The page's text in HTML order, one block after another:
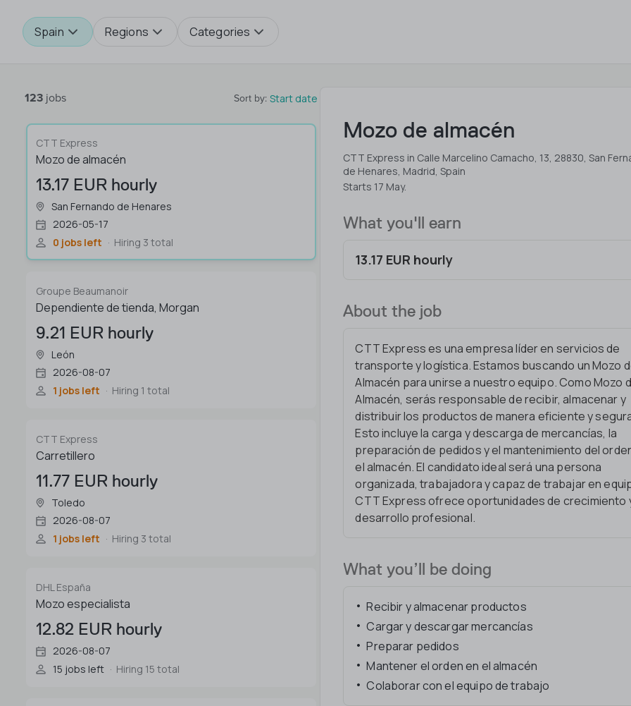
Spain Regions Categories
123 jobs Sort by: Start date
CTT Express
Mozo de almacén
13.17 EUR hourly
San Fernando de Henares
2026-05-17
0 jobs left
Hiring 3 total
Groupe Beaumanoir
Dependiente de tienda, Morgan
9.21 EUR hourly
León
2026-08-07
1 jobs left
Hiring 1 total
CTT Express
Carretillero
11.77 EUR hourly
Toledo
2026-08-07
1 jobs left
Hiring 3 total
DHL España
Mozo especialista
12.82 EUR hourly
2026-08-07
15 jobs left
Hiring 15 total
Mozo de almacén
CTT Express in Calle Marcelino Camacho, 13, 28830, San
de Henares, Madrid, Spain
Starts 17 May.
What you'll earn
13.17 EUR hourly
About the job
CTT Express es una empresa líder en servicios de
transporte y logística. Estamos buscando un Mozo
Almacén para unirse a nuestro equipo. Como Mozo
Almacén, serás responsable de recibir, almacenar y
distribuir los productos de manera eficiente y
Esto incluye la carga y descarga de mercancías, la
preparación de pedidos y el mantenimiento del
el almacén. El candidato ideal será una persona
organizada, trabajadora y capaz de trabajar en
CTT Express ofrece oportunidades de crecimiento
desarrollo profesional.
What you’ll be doing
Recibir y almacenar productos
Cargar y descargar mercancías
Preparar pedidos
Mantener el orden en el almacén
Colaborar con el equipo de trabajo